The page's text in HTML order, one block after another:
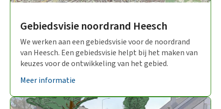
Gebiedsvisie noordrand Heesch
We werken aan een gebiedsvisie voor de noordrand
van Heesch. Een gebiedsvisie helpt bij het maken van
keuzes voor de ontwikkeling van het gebied.
Meer informatie